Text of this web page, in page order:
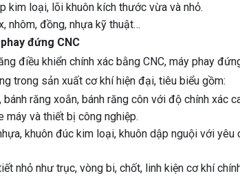
kim loại, lõi khuôn kích thước vừa và nhỏ.
nhôm, đồng, nhựa kỹ thuật…
đứng CNC
điều khiển chính xác bằng CNC, máy phay
trong sản xuất cơ khí hiện đại, tiêu biểu gồm:
bánh răng xoắn, bánh răng côn với độ chính xác
máy và thiết bị công nghiệp.
khuôn đúc kim loại, khuôn dập nguội với yêu
nhỏ như trục, vòng bi, chốt, linh kiện cơ khí